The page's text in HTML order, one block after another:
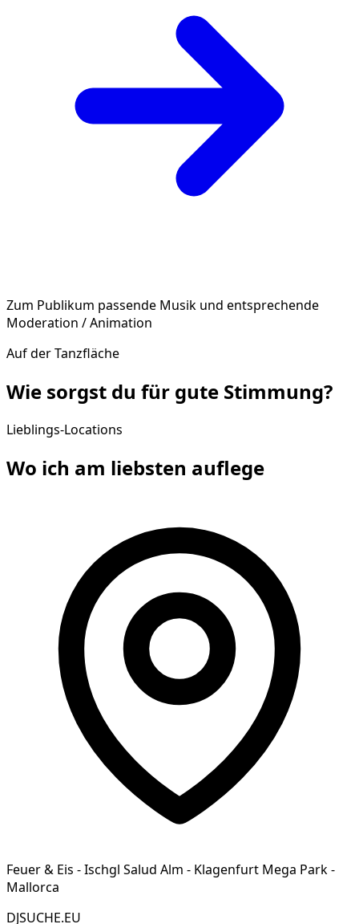
Zum Publikum passende Musik und entsprechende
Moderation / Animation
Auf der Tanzfläche
Wie sorgst du für gute Stimmung?
Lieblings-Locations
Wo ich am liebsten auflege
Feuer & Eis - Ischgl Salud Alm - Klagenfurt Mega Park -
Mallorca
DJSUCHE.EU